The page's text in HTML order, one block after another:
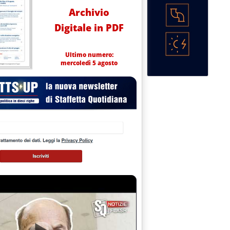
Archivio
Digitale in PDF
Ultimo numero:
mercoledì 5 agosto